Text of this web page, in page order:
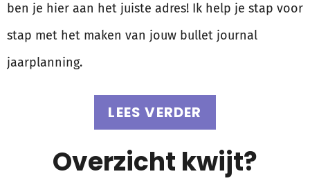
ben je hier aan het juiste adres! Ik help je stap voor
stap met het maken van jouw bullet journal
jaarplanning.
LEES VERDER
Overzicht kwijt?